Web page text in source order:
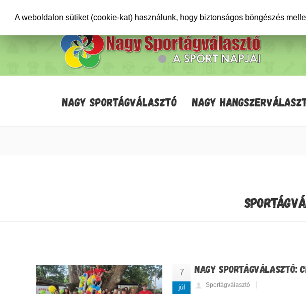
NAGY SPORTÁGVÁLASZTÓ NAGY
7
júl
NAGY SPORTÁGVÁLASZTÓ:
Sportágválasztó
A weboldalon sütiket (cookie-kat) használunk, hogy biztonságos böngészés